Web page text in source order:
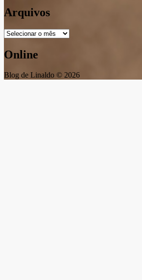
Arquivos
Arquivos
Online
Blog de Linaldo © 2026